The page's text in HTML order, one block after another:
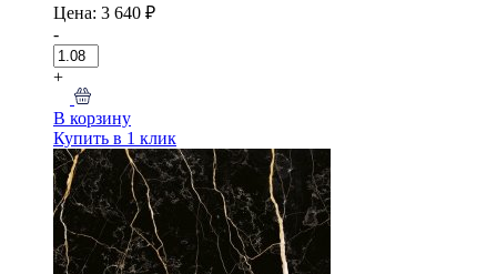
Цена: 3 640 ₽
-
+
В корзину
Купить в 1 клик